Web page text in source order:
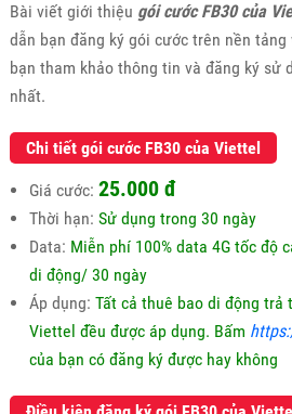
Bài viết giới thiệu gói cước FB30 của
dẫn bạn đăng ký gói cước trên nền
bạn tham khảo thông tin và đăng ký sử
nhất.
Chi tiết gói cước FB30 của Viettel
Giá cước: 25.000 đ
Thời hạn: Sử dụng trong 30 ngày
Data: Miễn phí 100% data 4G tốc độ
di động/ 30 ngày
Áp dụng: Tất cả thuê bao di động trả
Viettel đều được áp dụng. Bấm
của bạn có đăng ký được hay không